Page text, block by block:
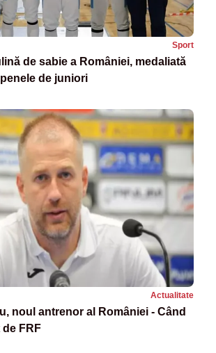
Sport
de sabie a României, medaliată
de juniori
Actualitate
noul antrenor al României - Când
FRF